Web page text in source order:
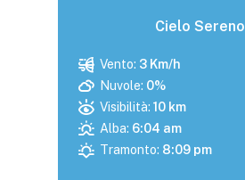
Cielo Sereno
Vento: 3 Km/h
Nuvole: 0%
Visibilità: 10 km
Alba: 6:04 am
Tramonto: 8:09 pm